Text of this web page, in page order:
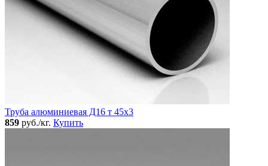
Труба алюминиевая Д16 т 45х3
859 руб./кг. Купить